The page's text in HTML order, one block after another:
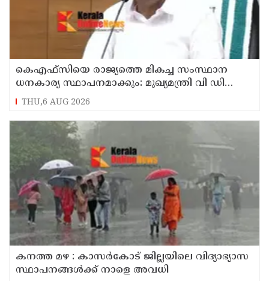
കെഎഫ്‌സിയെ രാജ്യത്തെ മികച്ച സംസ്ഥാന
ധനകാര്യ സ്ഥാപനമാക്കും: മുഖ്യമന്ത്രി വി ഡി
സതീശൻ
THU,6 AUG 2026
കനത്ത മഴ : കാസർകോട് ജില്ലയിലെ വിദ്യാഭ്യാസ
സ്ഥാപനങ്ങൾക്ക് നാളെ അവധി